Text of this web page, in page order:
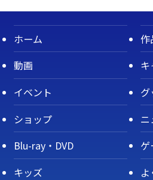
ホーム
作
動画
キ
イベント
グ
ショップ
ニ
Blu-ray・DVD
ゲ
キッズ